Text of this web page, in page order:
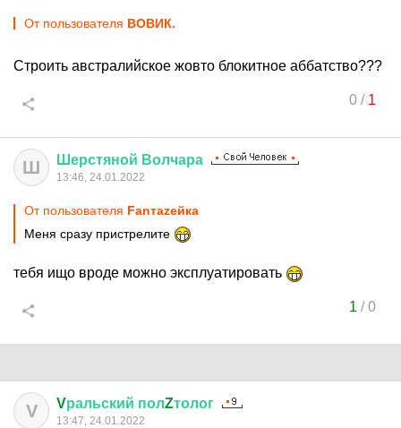
От пользователя ВОВИК.
Строить австралийское жовто блокитное аббатство???
0/ 1
Ш Шерстяной Волчара
13:46, 24.01.2022
От пользователя Fanтаzeйкa
Меня сразу пристрелите
тебя ищо вроде можно эксплуатировать
1 /0
V Vральский полZтолог
13:47, 24.01.2022